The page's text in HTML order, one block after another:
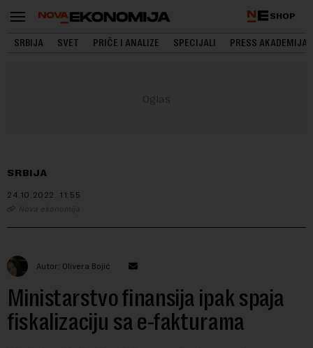
SHOP
SRBIJA SVET PRIČE I ANALIZE SPECIJALI PRESS AKADEMIJA
SRBIJA
24.10.2022. 11:55
Nova ekonomija
Autor: Olivera Bojić
Ministarstvo finansija ipak spaja
fiskalizaciju sa e-fakturama